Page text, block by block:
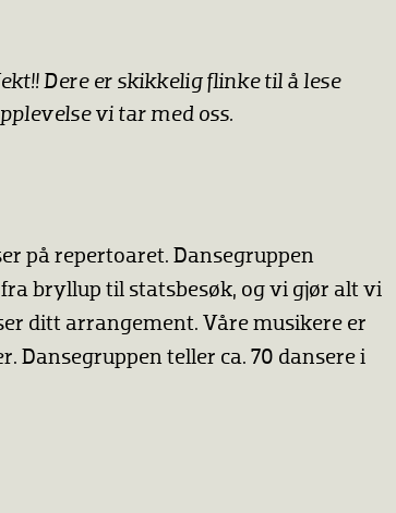
Dere er skikkelig flinke til å lese
vi tar med oss.
på repertoaret. Dansegruppen
bryllup til statsbesøk, og vi gjør alt vi
ditt arrangement. Våre musikere er
Dansegruppen teller ca. 70 dansere i